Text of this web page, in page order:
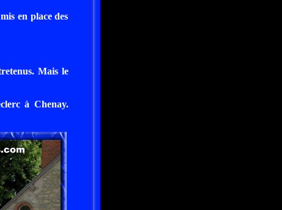
en place des
Mais le
à Chenay.